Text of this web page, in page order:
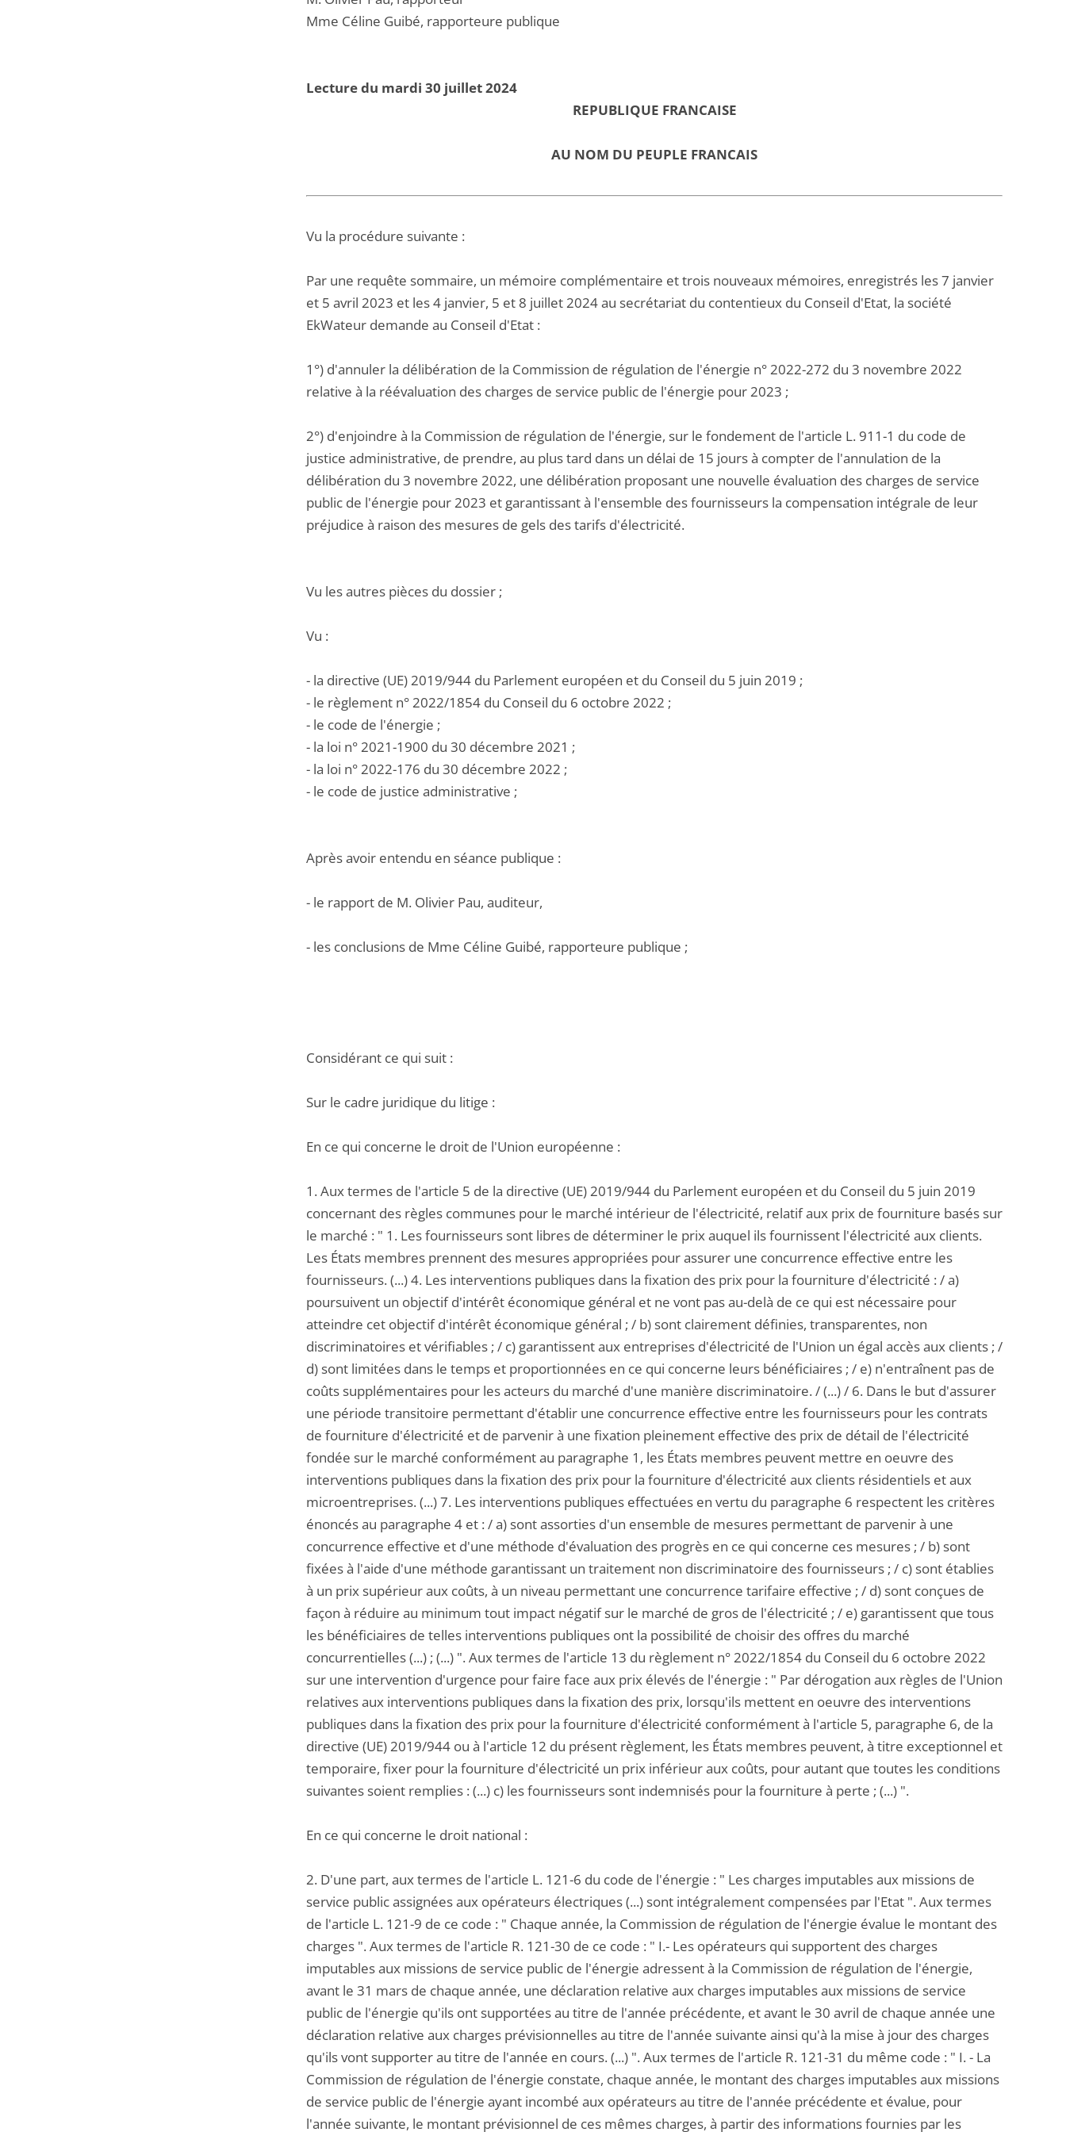
Mme Céline Guibé, rapporteure publique
Lecture du mardi 30 juillet 2024
REPUBLIQUE FRANCAISE
AU NOM DU PEUPLE FRANCAIS
Vu la procédure suivante :
Par une requête sommaire, un mémoire complémentaire et trois nouveaux mémoires, enregistrés les 7 janvier
et 5 avril 2023 et les 4 janvier, 5 et 8 juillet 2024 au secrétariat du contentieux du Conseil d'Etat, la société
EkWateur demande au Conseil d'Etat :
1°) d'annuler la délibération de la Commission de régulation de l'énergie n° 2022-272 du 3 novembre 2022
relative à la réévaluation des charges de service public de l'énergie pour 2023 ;
2°) d'enjoindre à la Commission de régulation de l'énergie, sur le fondement de l'article L. 911-1 du code de
justice administrative, de prendre, au plus tard dans un délai de 15 jours à compter de l'annulation de la
délibération du 3 novembre 2022, une délibération proposant une nouvelle évaluation des charges de service
public de l'énergie pour 2023 et garantissant à l'ensemble des fournisseurs la compensation intégrale de leur
préjudice à raison des mesures de gels des tarifs d'électricité.
Vu les autres pièces du dossier ;
Vu :
- la directive (UE) 2019/944 du Parlement européen et du Conseil du 5 juin 2019 ;
- le règlement n° 2022/1854 du Conseil du 6 octobre 2022 ;
- le code de l'énergie ;
- la loi n° 2021-1900 du 30 décembre 2021 ;
- la loi n° 2022-176 du 30 décembre 2022 ;
- le code de justice administrative ;
Après avoir entendu en séance publique :
- le rapport de M. Olivier Pau, auditeur,
- les conclusions de Mme Céline Guibé, rapporteure publique ;
Considérant ce qui suit :
Sur le cadre juridique du litige :
En ce qui concerne le droit de l'Union européenne :
1. Aux termes de l'article 5 de la directive (UE) 2019/944 du Parlement européen et du Conseil du 5 juin 2019
concernant des règles communes pour le marché intérieur de l'électricité, relatif aux prix de fourniture basés sur
le marché : " 1. Les fournisseurs sont libres de déterminer le prix auquel ils fournissent l'électricité aux clients.
Les États membres prennent des mesures appropriées pour assurer une concurrence effective entre les
fournisseurs. (...) 4. Les interventions publiques dans la fixation des prix pour la fourniture d'électricité : / a)
poursuivent un objectif d'intérêt économique général et ne vont pas au-delà de ce qui est nécessaire pour
atteindre cet objectif d'intérêt économique général ; / b) sont clairement définies, transparentes, non
discriminatoires et vérifiables ; / c) garantissent aux entreprises d'électricité de l'Union un égal accès aux clients ; /
d) sont limitées dans le temps et proportionnées en ce qui concerne leurs bénéficiaires ; / e) n'entraînent pas de
coûts supplémentaires pour les acteurs du marché d'une manière discriminatoire. / (...) / 6. Dans le but d'assurer
une période transitoire permettant d'établir une concurrence effective entre les fournisseurs pour les contrats
de fourniture d'électricité et de parvenir à une fixation pleinement effective des prix de détail de l'électricité
fondée sur le marché conformément au paragraphe 1, les États membres peuvent mettre en oeuvre des
interventions publiques dans la fixation des prix pour la fourniture d'électricité aux clients résidentiels et aux
microentreprises. (...) 7. Les interventions publiques effectuées en vertu du paragraphe 6 respectent les critères
énoncés au paragraphe 4 et : / a) sont assorties d'un ensemble de mesures permettant de parvenir à une
concurrence effective et d'une méthode d'évaluation des progrès en ce qui concerne ces mesures ; / b) sont
fixées à l'aide d'une méthode garantissant un traitement non discriminatoire des fournisseurs ; / c) sont établies
à un prix supérieur aux coûts, à un niveau permettant une concurrence tarifaire effective ; / d) sont conçues de
façon à réduire au minimum tout impact négatif sur le marché de gros de l'électricité ; / e) garantissent que tous
les bénéficiaires de telles interventions publiques ont la possibilité de choisir des offres du marché
concurrentielles (...) ; (...) ". Aux termes de l'article 13 du règlement n° 2022/1854 du Conseil du 6 octobre 2022
sur une intervention d'urgence pour faire face aux prix élevés de l'énergie : " Par dérogation aux règles de l'Union
relatives aux interventions publiques dans la fixation des prix, lorsqu'ils mettent en oeuvre des interventions
publiques dans la fixation des prix pour la fourniture d'électricité conformément à l'article 5, paragraphe 6, de la
directive (UE) 2019/944 ou à l'article 12 du présent règlement, les États membres peuvent, à titre exceptionnel et
temporaire, fixer pour la fourniture d'électricité un prix inférieur aux coûts, pour autant que toutes les conditions
suivantes soient remplies : (...) c) les fournisseurs sont indemnisés pour la fourniture à perte ; (...) ".
En ce qui concerne le droit national :
2. D'une part, aux termes de l'article L. 121-6 du code de l'énergie : " Les charges imputables aux missions de
service public assignées aux opérateurs électriques (...) sont intégralement compensées par l'Etat ". Aux termes
de l'article L. 121-9 de ce code : " Chaque année, la Commission de régulation de l'énergie évalue le montant des
charges ". Aux termes de l'article R. 121-30 de ce code : " I.- Les opérateurs qui supportent des charges
imputables aux missions de service public de l'énergie adressent à la Commission de régulation de l'énergie,
avant le 31 mars de chaque année, une déclaration relative aux charges imputables aux missions de service
public de l'énergie qu'ils ont supportées au titre de l'année précédente, et avant le 30 avril de chaque année une
déclaration relative aux charges prévisionnelles au titre de l'année suivante ainsi qu'à la mise à jour des charges
qu'ils vont supporter au titre de l'année en cours. (...) ". Aux termes de l'article R. 121-31 du même code : " I. - La
Commission de régulation de l'énergie constate, chaque année, le montant des charges imputables aux missions
de service public de l'énergie ayant incombé aux opérateurs au titre de l'année précédente et évalue, pour
l'année suivante, le montant prévisionnel de ces mêmes charges, à partir des informations fournies par les